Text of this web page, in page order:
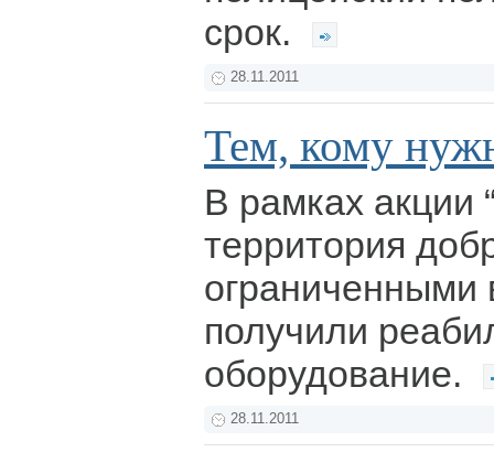
срок.
28.11.2011
Тем, кому
В рамках акции
территория
ограниченными
получили
оборудование.
28.11.2011